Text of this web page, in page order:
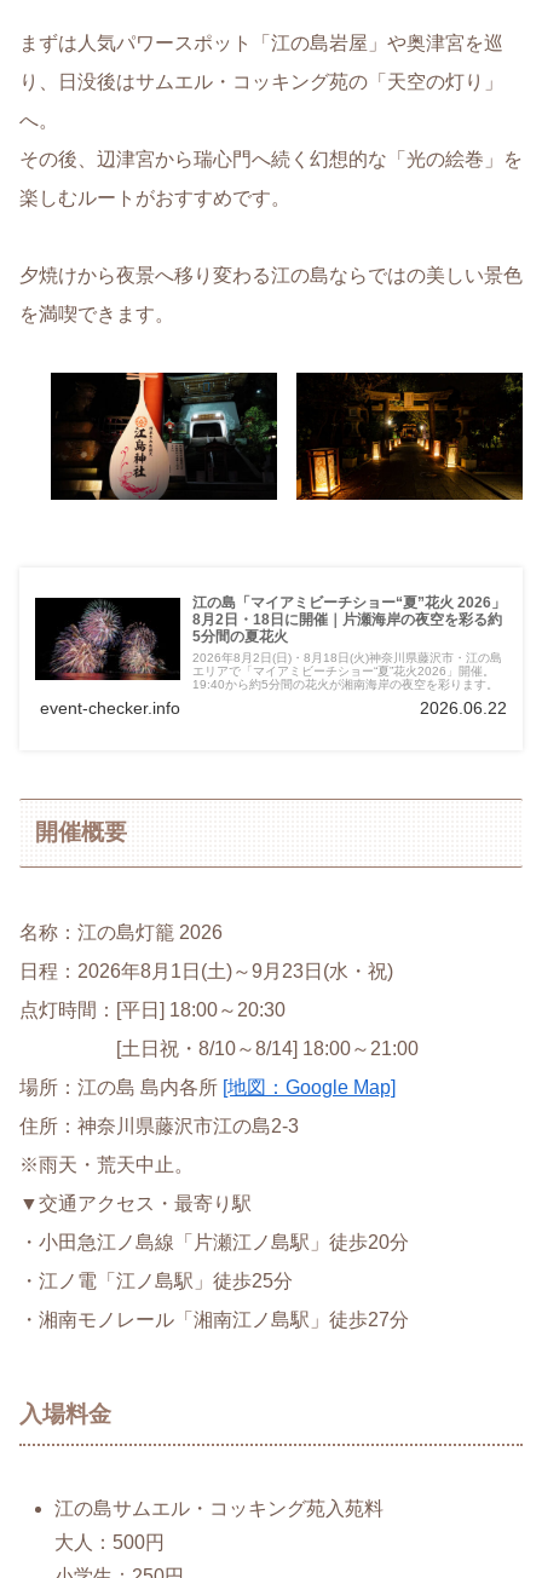
まずは人気パワースポット「江の島岩屋」や奥津宮を巡
り、日没後はサムエル・コッキング苑の「天空の灯り」
へ。
その後、辺津宮から瑞心門へ続く幻想的な「光の絵巻」を
楽しむルートがおすすめです。
夕焼けから夜景へ移り変わる江の島ならではの美しい景色
を満喫できます。
江の島「マイアミビーチショー“夏”花火 2026」
8月2日・18日に開催｜片瀬海岸の夜空を彩る約
5分間の夏花火
2026年8月2日(日)・8月18日(火)神奈川県藤沢市・江の島
エリアで「マイアミビーチショー“夏”花火2026」開催。
19:40から約5分間の花火が湘南海岸の夜空を彩ります。
event-checker.info 2026.06.22
開催概要
名称：江の島灯籠 2026
日程：2026年8月1日(土)～9月23日(水・祝)
点灯時間：[平日] 18:00～20:30
[土日祝・8/10～8/14] 18:00～21:00
場所：江の島 島内各所 [地図：Google Map]
住所：神奈川県藤沢市江の島2-3
※雨天・荒天中止。
▼交通アクセス・最寄り駅
・小田急江ノ島線「片瀬江ノ島駅」徒歩20分
・江ノ電「江ノ島駅」徒歩25分
・湘南モノレール「湘南江ノ島駅」徒歩27分
入場料金
江の島サムエル・コッキング苑入苑料
大人：500円